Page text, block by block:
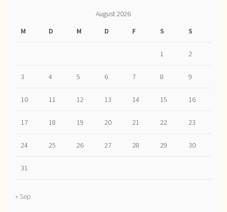
August 2026
M
D M D F S S
1 2
3 4 5 6 7 8 9
10 11 12 13 14 15 16
17 18 19 20 21 22 23
24 25 26 27 28 29 30
31
« Sep